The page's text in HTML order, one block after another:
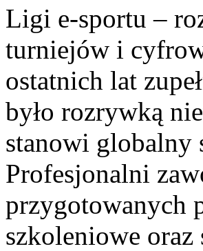
Ligi e-sportu –
turniejów i
ostatnich lat
było rozrywką
stanowi globalny
Profesjonalni
przygotowanych
szkoleniowe oraz